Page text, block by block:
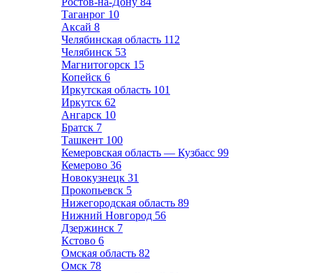
Таганрог 10
Аксай 8
Челябинская область 112
Челябинск 53
Магнитогорск 15
Копейск 6
Иркутская область 101
Иркутск 62
Ангарск 10
Братск 7
Ташкент 100
Кемеровская область — Кузбасс 99
Кемерово 36
Новокузнецк 31
Прокопьевск 5
Нижегородская область 89
Нижний Новгород 56
Дзержинск 7
Кстово 6
Омская область 82
Омск 78